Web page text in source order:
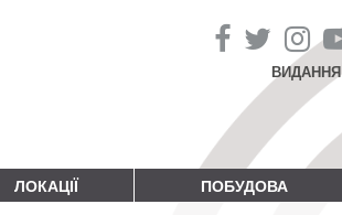
ВИДАННЯ
ЛОКАЦІЇ ПОБУДОВА